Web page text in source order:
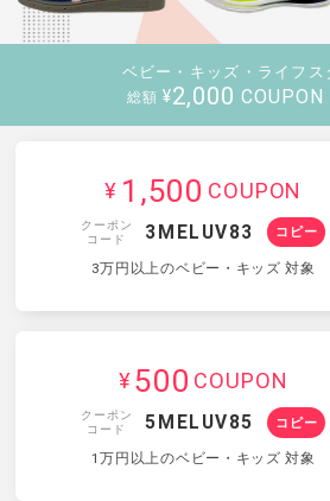
ベビー・キッズ・ライフス
総額 ¥2,000 COUPON
¥ 1,500 COUPON
クーポン
コード
3MELUV83 コピー
3万円以上のベビー・キッズ 対象
¥500 COUPON
クーポン
コード
5MELUV85 コピー
1万円以上のベビー・キッズ 対象